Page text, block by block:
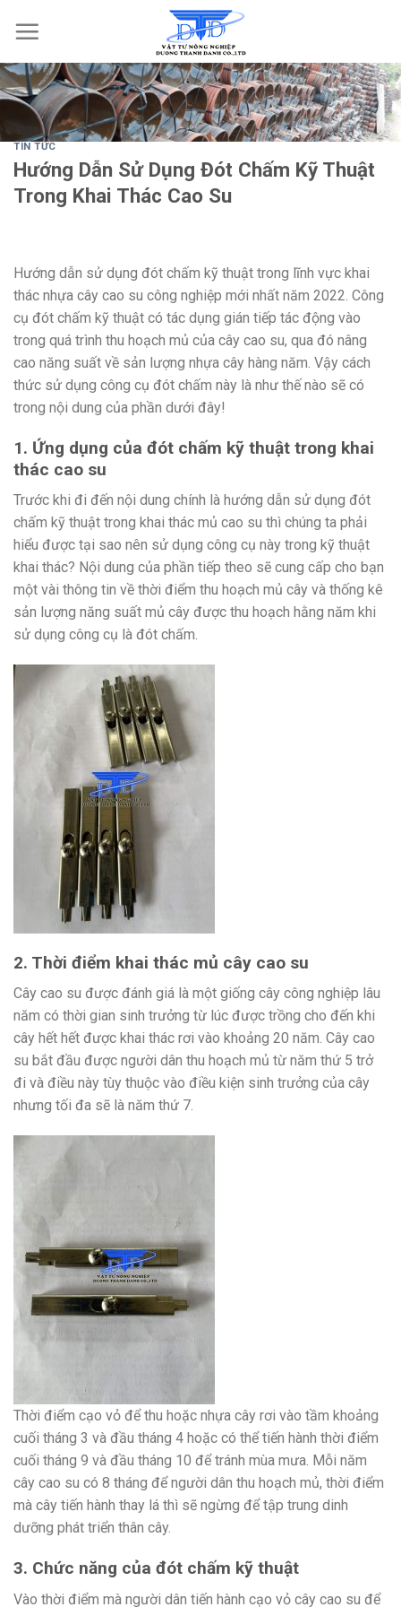
TIN TỨC
Hướng Dẫn Sử Dụng Đót Chấm Kỹ Thuật
Trong Khai Thác Cao Su
Hướng dẫn sử dụng đót chấm kỹ thuật trong lĩnh vực khai
thác nhựa cây cao su công nghiệp mới nhất năm 2022. Công
cụ đót chấm kỹ thuật có tác dụng gián tiếp tác động vào
trong quá trình thu hoạch mủ của cây cao su, qua đó nâng
cao năng suất về sản lượng nhựa cây hàng năm. Vậy cách
thức sử dụng công cụ đót chấm này là như thế nào sẽ có
trong nội dung của phần dưới đây!
1. Ứng dụng của đót chấm kỹ thuật trong khai
thác cao su
Trước khi đi đến nội dung chính là hướng dẫn sử dụng đót
chấm kỹ thuật trong khai thác mủ cao su thì chúng ta phải
hiểu được tại sao nên sử dụng công cụ này trong kỹ thuật
khai thác? Nội dung của phần tiếp theo sẽ cung cấp cho bạn
một vài thông tin về thời điểm thu hoạch mủ cây và thống kê
sản lượng năng suất mủ cây được thu hoạch hằng năm khi
sử dụng công cụ là đót chấm.
2. Thời điểm khai thác mủ cây cao su
Cây cao su được đánh giá là một giống cây công nghiệp lâu
năm có thời gian sinh trưởng từ lúc được trồng cho đến khi
cây hết hết được khai thác rơi vào khoảng 20 năm. Cây cao
su bắt đầu được người dân thu hoạch mủ từ năm thứ 5 trở
đi và điều này tùy thuộc vào điều kiện sinh trưởng của cây
nhưng tối đa sẽ là năm thứ 7.
Thời điểm cạo vỏ để thu hoặc nhựa cây rơi vào tầm khoảng
cuối tháng 3 và đầu tháng 4 hoặc có thể tiến hành thời điểm
cuối tháng 9 và đầu tháng 10 để tránh mùa mưa. Mỗi năm
cây cao su có 8 tháng để người dân thu hoạch mủ, thời điểm
mà cây tiến hành thay lá thì sẽ ngừng để tập trung dinh
dưỡng phát triển thân cây.
3. Chức năng của đót chấm kỹ thuật
Vào thời điểm mà người dân tiến hành cạo vỏ cây cao su để